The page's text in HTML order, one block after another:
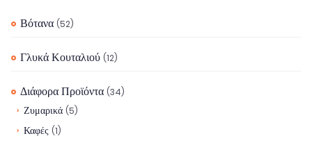
Βότανα (52)
Γλυκά Κουταλιού (12)
Διάφορα Προϊόντα (34)
Ζυμαρικά (5)
Καφές (1)